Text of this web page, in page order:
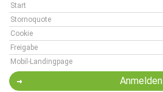
Start
Stornoquote
Cookie
Freigabe
Mobil-Landingpage
Anmelden